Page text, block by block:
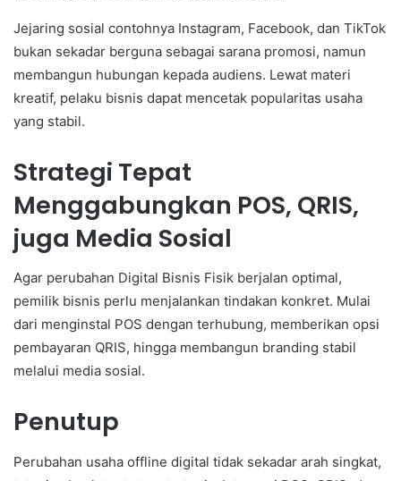
Jejaring sosial contohnya Instagram, Facebook, dan TikTok
bukan sekadar berguna sebagai sarana promosi, namun
membangun hubungan kepada audiens. Lewat materi
kreatif, pelaku bisnis dapat mencetak popularitas usaha
yang stabil.
Strategi Tepat
Menggabungkan POS, QRIS,
juga Media Sosial
Agar perubahan Digital Bisnis Fisik berjalan optimal,
pemilik bisnis perlu menjalankan tindakan konkret. Mulai
dari menginstal POS dengan terhubung, memberikan opsi
pembayaran QRIS, hingga membangun branding stabil
melalui media sosial.
Penutup
Perubahan usaha offline digital tidak sekadar arah singkat,